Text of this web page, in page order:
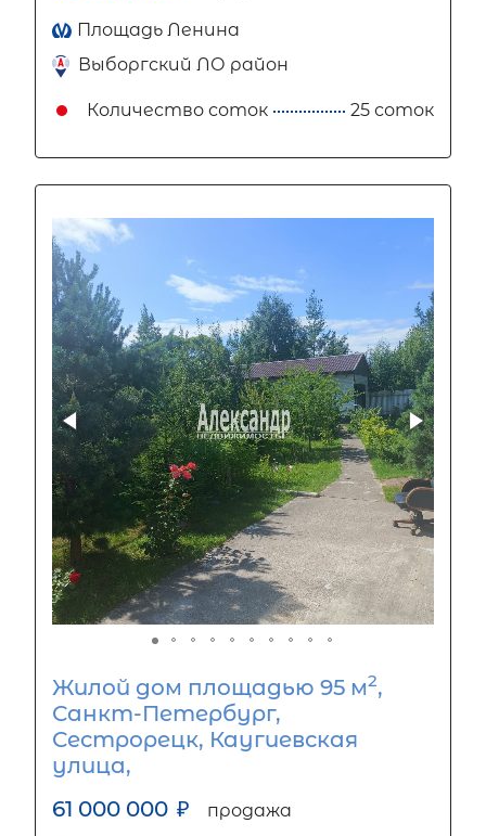
Площадь Ленина
Выборгский ЛО район
Количество соток 25 соток
Жилой дом площадью 95 м2,
Санкт-Петербург,
Сестрорецк, Каугиевская
улица,
61 000 000 ₽ продажа